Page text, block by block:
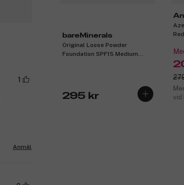
bareMinerals
Original Loose Powder
Foundation SPF15 Medium
295 kr
vid
1
Anmäl